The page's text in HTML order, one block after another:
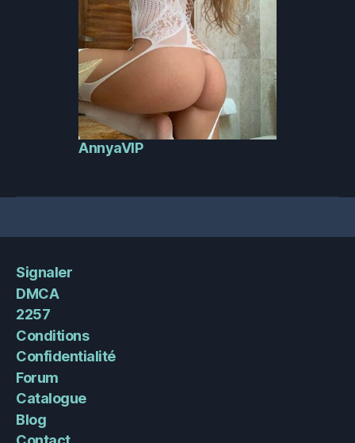
AnnyaVIP
Signaler
DMCA
2257
Conditions
Confidentialité
Forum
Catalogue
Blog